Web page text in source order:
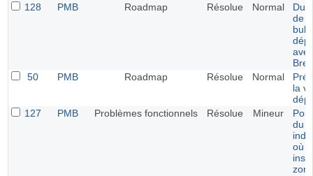
128
PMB Roadmap Résolue Normal
de
50
PMB Roadmap Résolue Normal
la
127
PMB Problèmes fonctionnels Résolue Mineur
du
où